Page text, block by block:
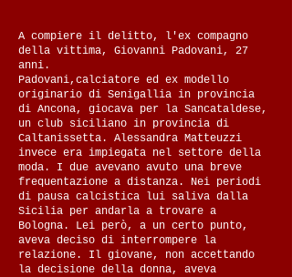
A compiere il delitto, l'ex compagno
della vittima, Giovanni Padovani, 27
anni.‍
Padovani,calciatore ed ex modello
originario di Senigallia in provincia
di Ancona, giocava per la Sancataldese,
un club siciliano in provincia di
Caltanissetta. Alessandra Matteuzzi
invece era impiegata nel settore della
moda. I due avevano avuto una breve
frequentazione a distanza. Nei periodi
di pausa calcistica lui saliva dalla
Sicilia per andarla a trovare a
Bologna. Lei però, a un certo punto,
aveva deciso di interrompere la
relazione. Il giovane, non accettando
la decisione della donna, aveva